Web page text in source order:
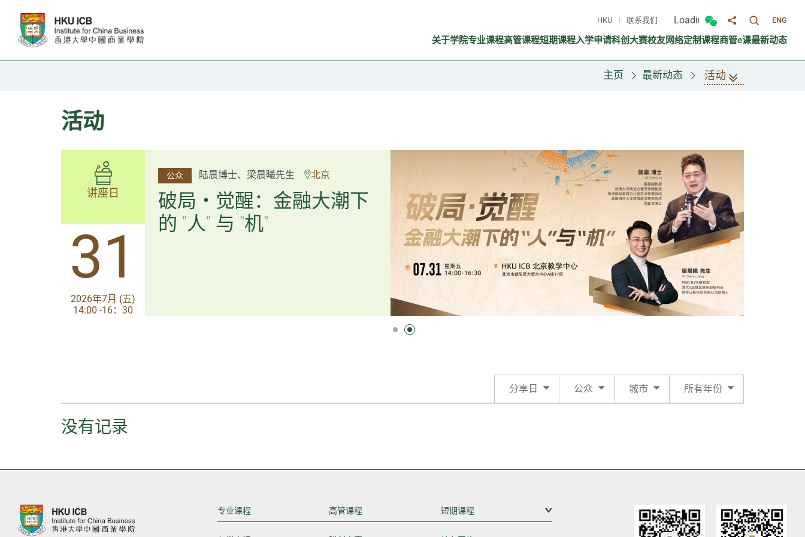
HKU 联系我们 Loading...
切换微信面板
分享至切换搜寻面
ENG
关于学院专业课程高管课程短期课程入学申请科创大赛校友网络定制课程商管e课最新动态
主页 最新动态 活动
活动
讲座日
31
2026年7月 (五)
14:00-17:30
公众 杨文斌先生、邱良弼先生 广州
逻辑×算法：重塑资产配
置内核
讲座日
31
2026年7月 (五)
14:00 -16：30
公众 陆晨博士、梁晨曦先生 北京
破局・觉醒：金融大潮下
的 "人" 与 "机"
分享日 公众 城市 所有年份
没有记录
专业课程 高管课程 短期课程